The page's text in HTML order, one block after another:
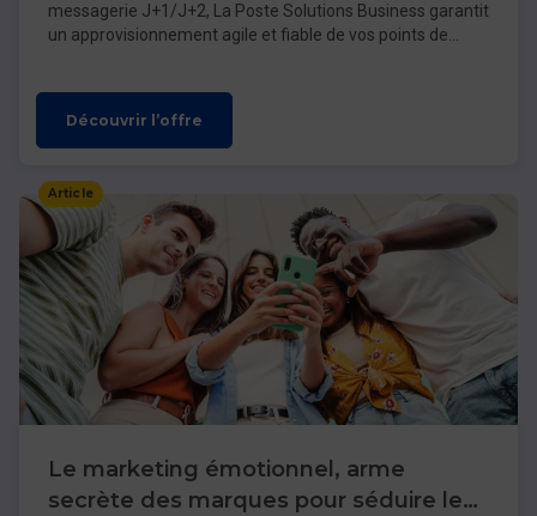
messagerie J+1/J+2, La Poste Solutions Business garantit
un approvisionnement agile et fiable de vos points de
Découvrir l’offre
Article
Le marketing émotionnel, arme
secrète des marques pour séduire les